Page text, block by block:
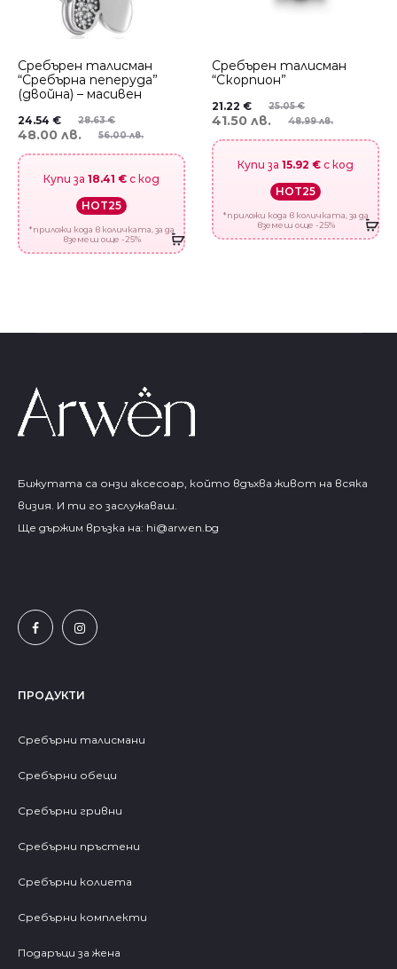
Сребърен талисман
“Сребърна пеперуда”
(двойна) – масивен
28.63€
24.54 €
56.00 лв.
48.00 лв.
Купи за 18.41 € с код
HOT25
*приложи кода в количката, за да
вземеш още -25%
Сребърен талисман
“Скорпион”
25.05€
21.22 €
48.99 лв.
41.50 лв.
Купи за 15.92 € с код
HOT25
*приложи кода в количката, за да
вземеш още -25%
Бижутата са онзи аксесоар, който вдъхва живот на всяка
визия. И ти го заслужаваш.
Ще държим връзка на: hi@arwen.bg
ПРОДУКТИ
Сребърни талисмани
Сребърни обеци
Сребърни гривни
Сребърни пръстени
Сребърни колиета
Сребърни комплекти
Подаръци за жена